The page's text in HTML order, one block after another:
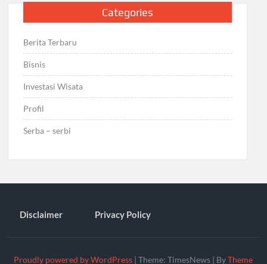
Categories
Berita Terbaru
Bisnis
Investasi Wisata
Profil
Serba – serbi
Disclaimer Privacy Policy
Proudly powered by WordPress |Theme: TimesNews | ByTheme